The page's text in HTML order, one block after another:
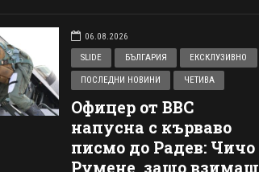
06.08.2026
SLIDE
БЪЛГАРИЯ ЕКСКЛУЗИВНО
ПОСЛЕДНИ НОВИНИ ЧЕТИВА
Офицер от ВВС
напусна с кърваво
писмо до Радев: Чичо
Румене, защо взимаш